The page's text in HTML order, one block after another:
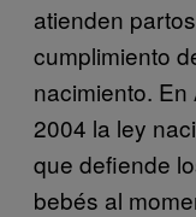
atienden
cumplimiento
nacimiento.
2004 la ley
que defiende
bebés al